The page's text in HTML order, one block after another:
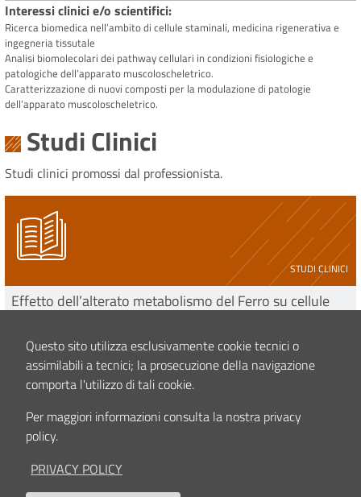
Interessi clinici e/o scientifici
Ricerca biomedica nell’ambito di cellule staminali, medicina rigenerativa e
ingegneria tissutale
Analisi biomolecolari dei pathway cellulari in condizioni fisiologiche e
patologiche dell’apparato muscoloscheletrico.
Caratterizzazione di nuovi composti per la modulazione di patologie
dell’apparato muscoloscheletrico.
Studi Clinici
Studi clinici promossi dal professionista.
STUDI CLINICI
Effetto dell’alterato metabolismo del Ferro su cellule
Contenuto aggiornato il
Questo sito utilizza esclusivamente cookie tecnici o
assimilabili a tecnici; la prosecuzione della navigazione
comporta l'utilizzo di tali cookie.
Per maggiori informazioni consulta la nostra privacy
policy.
PRIVACY POLICY